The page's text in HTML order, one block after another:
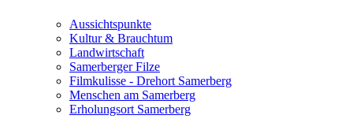
Aussichtspunkte
Kultur & Brauchtum
Landwirtschaft
Samerberger Filze
Filmkulisse - Drehort Samerberg
Menschen am Samerberg
Erholungsort Samerberg